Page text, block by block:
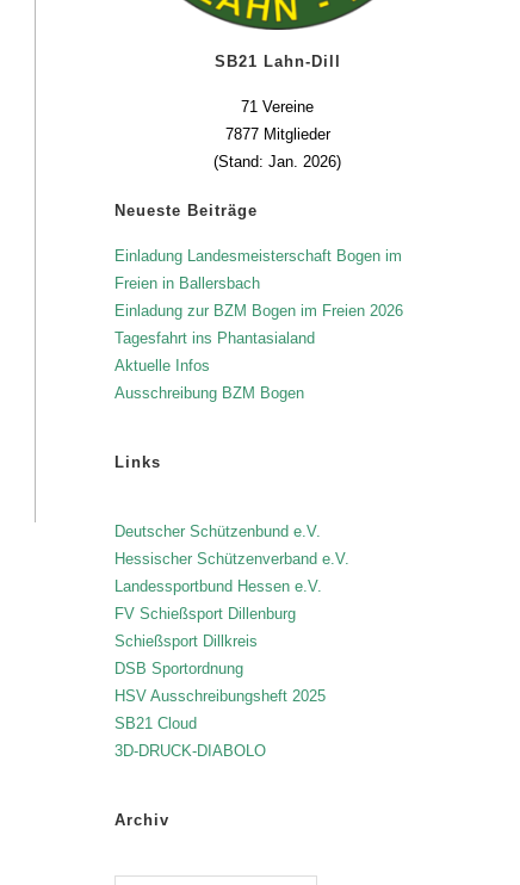
SB21 Lahn-Dill
71 Vereine
7877 Mitglieder
(Stand: Jan. 2026)
Neueste Beiträge
Einladung Landesmeisterschaft Bogen im
Freien in Ballersbach
Einladung zur BZM Bogen im Freien 2026
Tagesfahrt ins Phantasialand
Aktuelle Infos
Ausschreibung BZM Bogen
Links
Deutscher Schützenbund e.V.
Hessischer Schützenverband e.V.
Landessportbund Hessen e.V.
FV Schießsport Dillenburg
Schießsport Dillkreis
DSB Sportordnung
HSV Ausschreibungsheft 2025
SB21 Cloud
3D-DRUCK-DIABOLO
Archiv